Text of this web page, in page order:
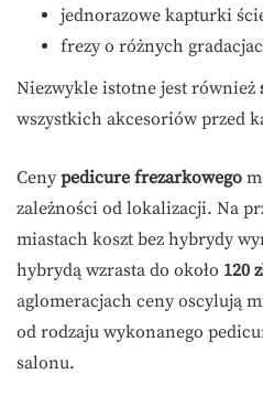
jednorazowe kapturki
frezy o różnych
Niezwykle istotne jest również
wszystkich akcesoriów przed
Ceny pedicure frezarkowego
zależności od lokalizacji. Na
miastach koszt bez hybrydy
hybrydą wzrasta do około 120
aglomeracjach ceny oscylują
od rodzaju wykonanego
salonu.